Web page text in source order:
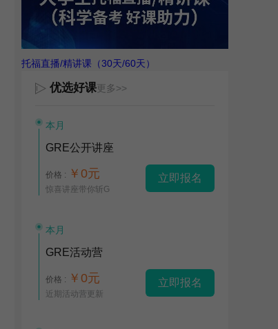
托福直播/精讲课（30天/60天）
优选好课更多>>
本月
GRE公开讲座
价格 : ￥0元
惊喜讲座带你斩G
立即报名
本月
GRE活动营
价格 : ￥0元
近期活动营更新
立即报名